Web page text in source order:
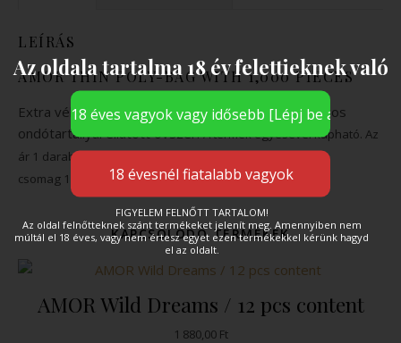
LEÍRÁS
AMOR THIN POLY-BAG WITH 1,000 PIECES
Extra vékony, enyhén síkosított felszínű, biztonságos
ondótartállyal ellátott óvszer.A termék egyesével kapható. Az
ár 1 darabra vonatkozik, a
csomag 1000 darabot tartalmaz.
KAPCSOLÓDÓ TERMÉKEK
AMOR Wild Dreams / 12 pcs content
1 880,00 Ft
Az oldala tartalma 18 év felettieknek való
FIGYELEM FELNŐTT TARTALOM!
Az oldal felnőtteknek szánt termékeket jelenít meg. Amennyiben nem
múltál el 18 éves, vagy nem értesz egyet ezen termékekkel kérünk hagyd
el az oldalt.